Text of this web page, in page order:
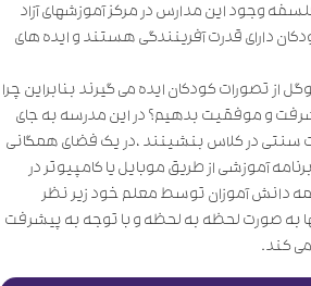
وجود این مدارس در مرکز آموزشهای آزاد
دارای قدرت آفرینندگی هستند و ایده های
از تصورات کودکان ایده می گیرند بنابراین چرا
و موفقیت بدهیم؟ در این مدرسه به جای
سنتی در کلاس بنشینند ،در یک فضای همگانی
آموزشی از طریق موبایل یا کامپیوتر در
دانش آموزان توسط معلم خود زیر نظر
به صورت لحظه به لحظه و با توجه به پیشرفت
کند.